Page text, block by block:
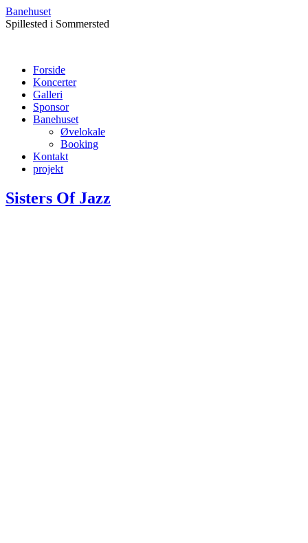
Banehuset
Spillested i Sommersted
Forside
Koncerter
Galleri
Sponsor
Banehuset
Øvelokale
Booking
Kontakt
projekt
Sisters Of Jazz